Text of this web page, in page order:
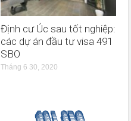
Định cư Úc sau tốt nghiệp:
các dự án đầu tư visa 491
SBO
Tháng 6 30, 2020